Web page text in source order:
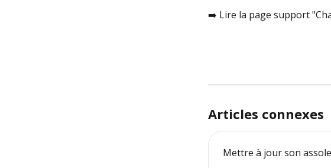
➡️ Lire la page support
Articles connexes
Mettre à jour son